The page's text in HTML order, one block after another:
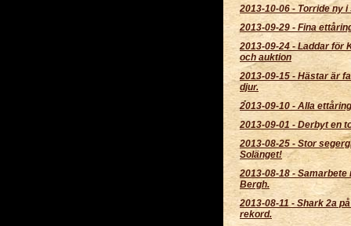
2013-10-06- Torride ny i
2013-09-29 -Fina
2013-09-24-Laddar för
och auktion
2013-09-15- Hästar är
djur.
2013-09-10 -Alla
2013-09-01 -Derbyt en
2013-08-25 - Stor
Solänget!
2013-08-18- Samarbete
Bergh.
2013-08-11- Shark 2a
rekord.